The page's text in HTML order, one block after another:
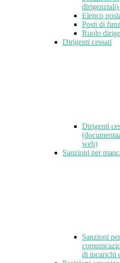
dirigenziali)
Elenco
Posti di
Ruolo
Dirigenti cessati
Dirigenti
web)
Sanzioni per
Sanzioni
di incarichi